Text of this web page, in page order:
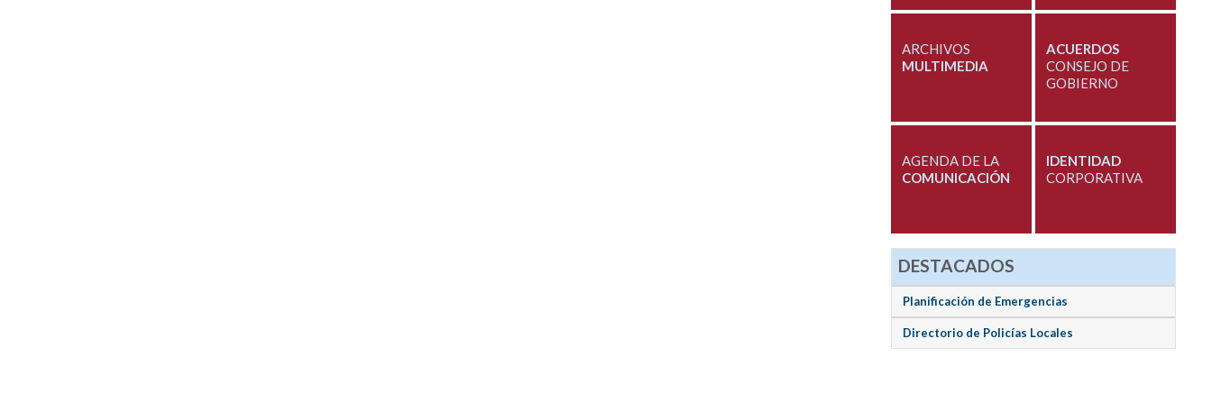
ARCHIVOS
MULTIMEDIA
ACUERDOS
CONSEJO DE
GOBIERNO
AGENDA DE LA
COMUNICACIÓN
IDENTIDAD
CORPORATIVA
DESTACADOS
Planificación de Emergencias
Directorio de Policías Locales